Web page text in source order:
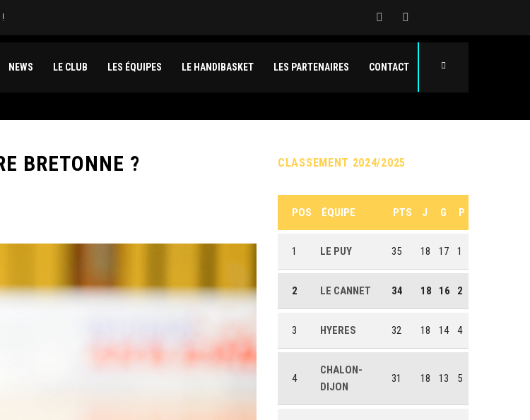
NEWS LE CLUB LES ÉQUIPES LE HANDIBASKET LES PARTENAIRES CONTACT
BRETONNE ? CLASSEMENT 2024/2025
POS ÉQUIPE PTS J G P
1 LE PUY 35 18 17 1
2 LE CANNET 34 18 16 2
3 HYERES 32 18 14 4
4
CHALON-
DIJON
31 18 13 5